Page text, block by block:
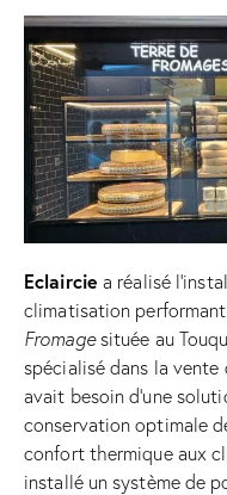
Eclaircie a réalisé
climatisation
Fromagesituée au
spécialisé dans la
avait besoin d’une
conservation optimale
confort thermique aux
installé un système de